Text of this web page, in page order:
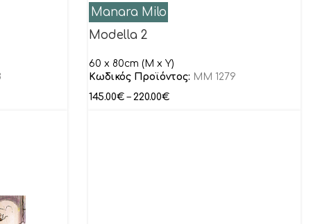
Manara Milo
Modella 2
60 x 80cm (M x Y)
Κωδικός Προϊόντος: MM 1279
145.00€ – 220.00€